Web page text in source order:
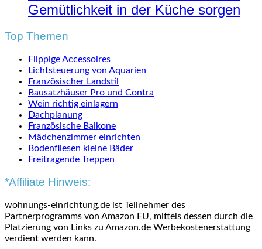
Gemütlichkeit in der Küche sorgen
Top Themen
Flippige Accessoires
Lichtsteuerung von Aquarien
Französischer Landstil
Bausatzhäuser Pro und Contra
Wein richtig einlagern
Dachplanung
Französische Balkone
Mädchenzimmer einrichten
Bodenfliesen kleine Bäder
Freitragende Treppen
*Affiliate Hinweis:
wohnungs-einrichtung.de ist Teilnehmer des
Partnerprogramms von Amazon EU, mittels dessen durch die
Platzierung von Links zu Amazon.de Werbekostenerstattung
verdient werden kann.